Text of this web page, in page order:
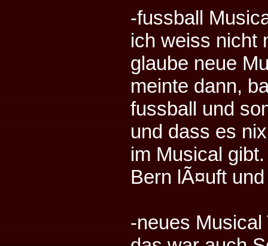
-fussball
ich weiss nicht
glaube neue
meinte dann,
fussball und
und dass es
im Musical
Bern lÃ¤uft
-neues